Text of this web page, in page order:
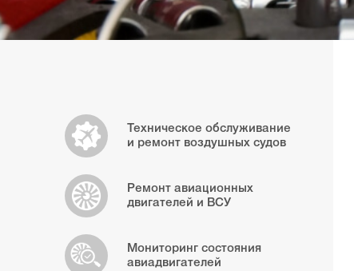
Техническое обслуживание
и ремонт воздушных судов
Ремонт авиационных
двигателей и ВСУ
Мониторинг состояния
авиадвигателей